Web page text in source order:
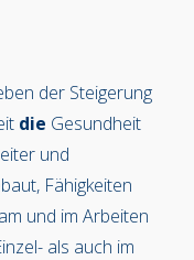
der Steigerung
die Gesundheit
und
Fähigkeiten
und im Arbeiten
als auch im